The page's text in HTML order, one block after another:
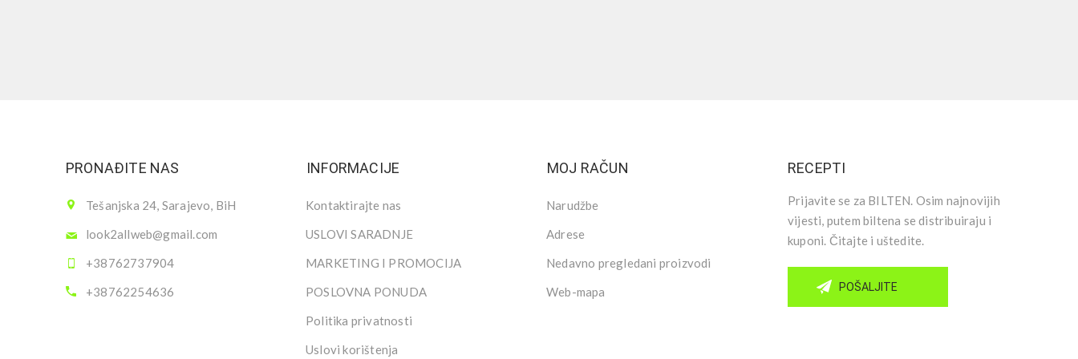
PRONAĐITE NAS
Tešanjska 24, Sarajevo, BiH
look2allweb@gmail.com
+38762737904
+38762254636
INFORMACIJE
Kontaktirajte nas
USLOVI SARADNJE
MARKETING I PROMOCIJA
POSLOVNA PONUDA
Politika privatnosti
Uslovi korištenja
MOJ RAČUN
Narudžbe
Adrese
Nedavno pregledani proizvodi
Web-mapa
RECEPTI
Prijavite se za BILTEN. Osim najnovijih
vijesti, putem biltena se distribuiraju i
kuponi. Čitajte i uštedite.
POŠALJITE